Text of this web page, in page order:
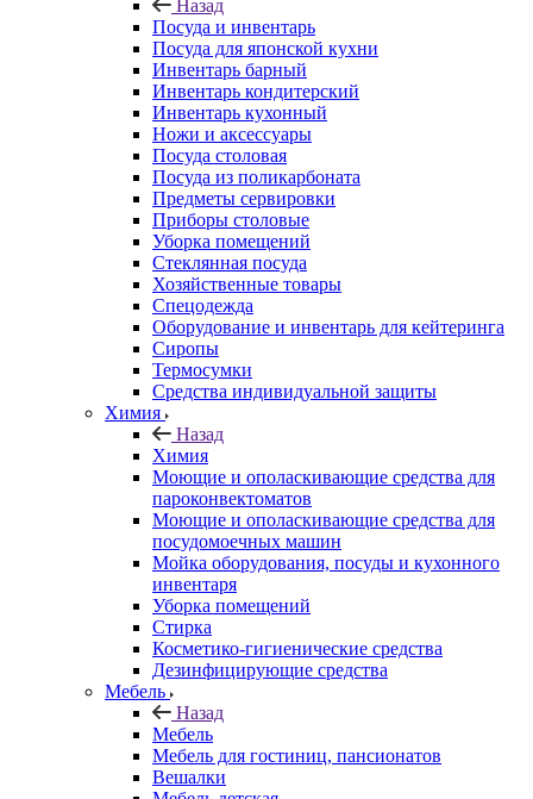
Назад
Посуда и инвентарь
Посуда для японской кухни
Инвентарь барный
Инвентарь кондитерский
Инвентарь кухонный
Ножи и аксессуары
Посуда столовая
Посуда из поликарбоната
Предметы сервировки
Приборы столовые
Уборка помещений
Стеклянная посуда
Хозяйственные товары
Спецодежда
Оборудование и инвентарь для кейтеринга
Сиропы
Термосумки
Средства индивидуальной защиты
Химия
Назад
Химия
Моющие и ополаскивающие средства для
пароконвектоматов
Моющие и ополаскивающие средства для
посудомоечных машин
Мойка оборудования, посуды и кухонного
инвентаря
Уборка помещений
Стирка
Косметико-гигиенические средства
Дезинфицирующие средства
Мебель
Назад
Мебель
Мебель для гостиниц, пансионатов
Вешалки